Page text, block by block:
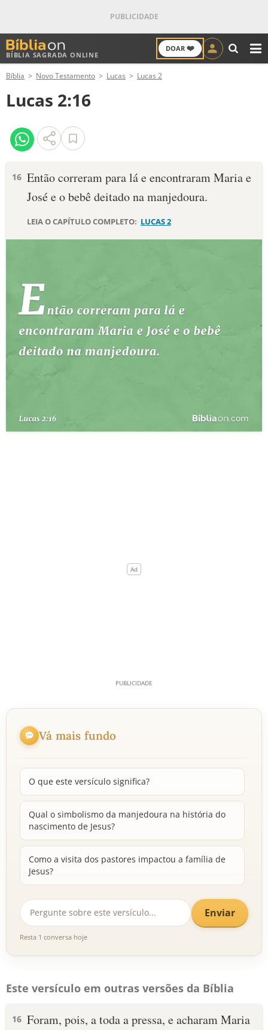
BÍBLIA SAGRADA ONLINE
DOAR ❤️
ANTIGO TESTAMENTO
NOVO TESTAMENTO
VERSÍCULOS
PALAVRA DO DIA
10 MANDAMENTOS
ESTUDOS BÍBLICOS
ESBOÇOS DE PREGAÇÃO
PERGUNTE À BÍBLIA
Bíblia Novo Testamento Lucas Lucas 2
Lucas 2:16
16 Então correram para lá e encontraram Maria e
José e o bebê deitado na manjedoura.
LEIA O CAPÍTULO COMPLETO: LUCAS 2
Vá mais fundo
O que este versículo significa?
Qual o simbolismo da manjedoura na história do
nascimento de Jesus?
Como a visita dos pastores impactou a família de
Jesus?
Enviar
Resta 1 conversa hoje
Este versículo em outras versões da Bíblia
16 Foram, pois, a toda a pressa, e acharam Maria